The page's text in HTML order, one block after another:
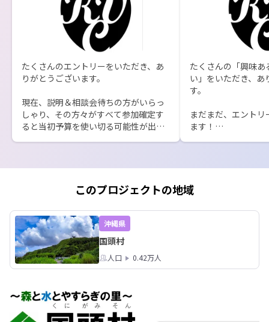
たくさんのエントリーをいただき、あ
りがとうございます。
現在、説明＆相談会待ちの方がいらっ
しゃり、その方々がすべて参加確定す
ると当初予算を使い切る可能性が出て
トリーを一次中断とさせていただきま
もし、説明＆相談会にてキャンセルが
出た場合には、またエントリーを再開
いたします。
たくさんの「興味あ
い」をいただき、あ
す。
まだまだ、エント
ます！
もし、ボタンだけ
ムへ入力していな
https://forms.gle/
このプロジェクトの地域
沖縄県
国頭村
人口 0.42万人